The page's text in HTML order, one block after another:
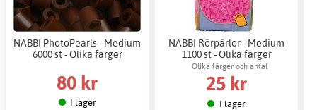
NABBI PhotoPearls - Medium
6000 st - Olika färger
80 kr
I lager
NABBI Rörpärlor - Medium
1100 st - Olika färger
Olika färger och antal
25 kr
I lager